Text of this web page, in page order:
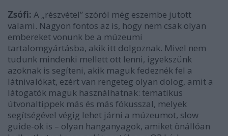
Zsófi: A „részvétel” szóról még eszembe jutott
valami. Nagyon fontos az is, hogy nem csak olyan
embereket vonunk be a múzeumi
tartalomgyártásba, akik itt dolgoznak. Mivel nem
tudunk mindenki mellett ott lenni, igyekszünk
azoknak is segíteni, akik maguk fedeznék fel a
látnivalókat, ezért van rengeteg olyan dolog, amit a
látogatók maguk használhatnak: tematikus
útvonaltippek más és más fókusszal, melyek
segítségével végig lehet járni a múzeumot, slow
guide-ok is – olyan hanganyagok, amiket önállóan